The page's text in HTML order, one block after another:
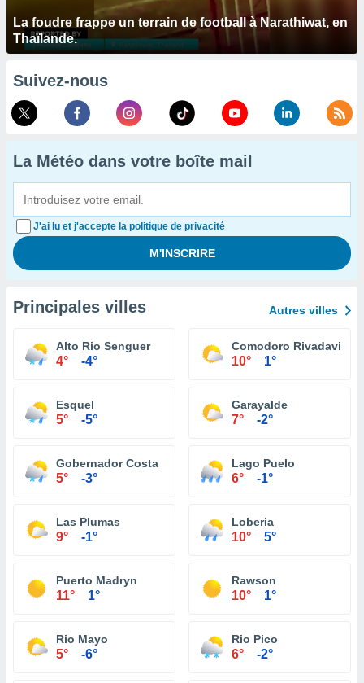
La foudre frappe un terrain de football à Narathiwat, en
Thaïlande.
Suivez-nous
La Météo dans votre boîte mail
J'ai lu et j'accepte la politique de privacité
Principales villes Autres villes
Alto Rio Senguer
4° -4°
Comodoro Rivadavia
10° 1°
Esquel
5° -5°
Garayalde
7° -2°
Gobernador Costa
5° -3°
Lago Puelo
6° -1°
Las Plumas
9° -1°
Loberia
10° 5°
Puerto Madryn
11° 1°
Rawson
10° 1°
Rio Mayo
5° -6°
Rio Pico
6° -2°